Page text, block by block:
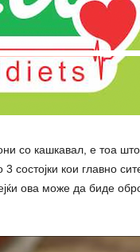
со кашкавал, е тоа
состојки кои главно
ова може да биде